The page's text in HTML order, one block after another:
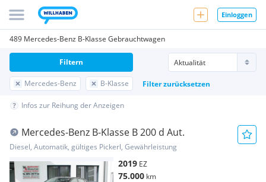
Einloggen
489 Mercedes-Benz B-Klasse Gebrauchtwagen
Mercedes-Benz B-Klasse Filter zurücksetzen
Filtern
Infos zur Reihung der Anzeigen
Mercedes-Benz B-Klasse B 200 d Aut.
Diesel, Automatik, gültiges Pickerl, Gewährleistung
2019 EZ
75.000 km